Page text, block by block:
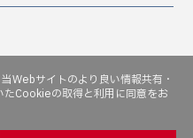
Webサイトのより良い情報共有・
Cookieの取得と利用に同意をお